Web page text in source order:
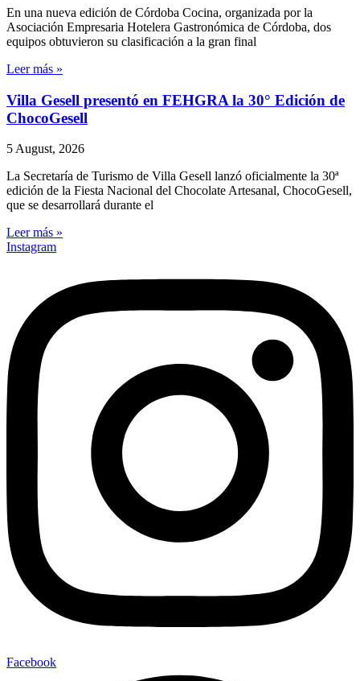
En una nueva edición de Córdoba Cocina, organizada por la
Asociación Empresaria Hotelera Gastronómica de Córdoba, dos
equipos obtuvieron su clasificación a la gran final
Leer más »
Villa Gesell presentó en FEHGRA la 30° Edición de
ChocoGesell
5 August, 2026
La Secretaría de Turismo de Villa Gesell lanzó oficialmente la 30ª
edición de la Fiesta Nacional del Chocolate Artesanal, ChocoGesell,
que se desarrollará durante el
Leer más »
Instagram
Facebook